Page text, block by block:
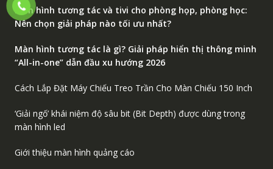
Màn hình tương tác và tivi cho phòng họp, phòng học:
Nên chọn giải pháp nào tối ưu nhất?
Màn hình tương tác là gì? Giải pháp hiển thị thông minh
“All-in-one” dẫn đầu xu hướng 2026
Cách Lắp Đặt Máy Chiếu Treo Trần Cho Màn Chiếu 150 Inch
‘Giải ngố’ khái niệm độ sâu bit (Bit Depth) được dùng trong
màn hình led
Giới thiệu màn hình quảng cáo